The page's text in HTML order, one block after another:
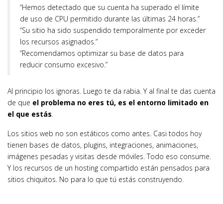
“Hemos detectado que su cuenta ha superado el límite
de uso de CPU permitido durante las últimas 24 horas.”
“Su sitio ha sido suspendido temporalmente por exceder
los recursos asignados.”
“Recomendamos optimizar su base de datos para
reducir consumo excesivo.”
Al principio los ignoras. Luego te da rabia. Y al final te das cuenta
de que el problema no eres tú, es el entorno limitado en
el que estás.
Los sitios web no son estáticos como antes. Casi todos hoy
tienen bases de datos, plugins, integraciones, animaciones,
imágenes pesadas y visitas desde móviles. Todo eso consume.
Y los recursos de un hosting compartido están pensados para
sitios chiquitos. No para lo que tú estás construyendo.